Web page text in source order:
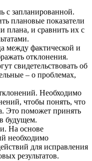
с запланированной.
плановые показатели
плана, и сравнить их с
между фактической и
отклонения.
свидетельствовать об
– о проблемах,
Необходимо
чтобы понять, что
Это поможет принять
будущем.
На основе
необходимо
для исправления
результатов.